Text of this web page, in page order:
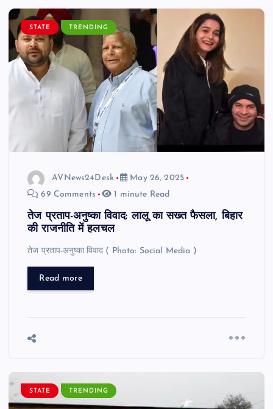
STATE TRENDING
AVNews24Desk
May 26, 2025
69 Comments
1 minute Read
तेज प्रताप-अनुष्का विवाद: लालू का सख्त फैसला, बिहार
की राजनीति में हलचल
तेज प्रताप-अनुष्का विवाद ( Photo: Social Media )
Read more
STATE TRENDING